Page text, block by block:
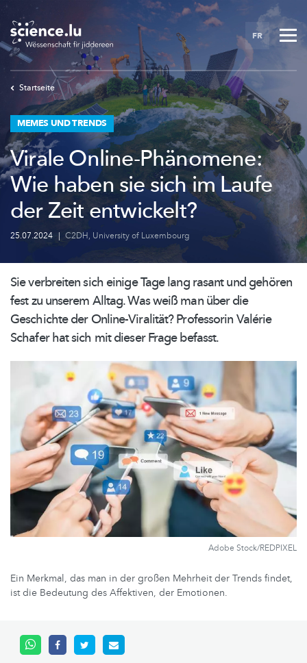
Skip
main
content
FR
Startseite
MEMES UND TRENDS
Virale Online-Phänomene:
Wie haben sie sich im Laufe
der Zeit entwickelt?
25.07.2024 | C2DH, University of Luxembourg
Sie verbreiten sich einige Tage lang rasant und gehören
fest zu unserem Alltag. Was weiß man über die
Geschichte der Online-Viralität?Professorin Valérie
Schafer hat sich mit dieser Frage befasst.
Adobe Stock/REDPIXEL
Ein Merkmal, das man in der großen Mehrheit der Trends findet,
ist die Bedeutung des Affektiven, der Emotionen.